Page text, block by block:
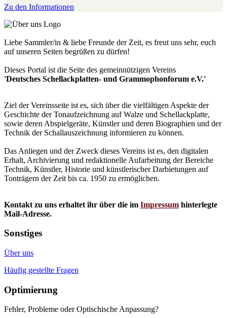
Zu den Informationen
Liebe Sammler/in & liebe Freunde der Zeit, es freut uns sehr, euch
auf unseren Seiten begrüßen zu dürfen!
Dieses Portal ist die Seite des gemeinnützigen Vereins
'Deutsches Schellackplatten- und Grammophonforum e.V.'
Ziel der Vereinsseite ist es, sich über die vielfältigen Aspekte der
Geschichte der Tonaufzeichnung auf Walze und Schellackplatte,
sowie deren Abspielgeräte, Künstler und deren Biographien und der
Technik der Schallauszeichnung informieren zu können.
Das Anliegen und der Zweck dieses Vereins ist es, den digitalen
Erhalt, Archivierung und redaktionelle Aufarbeitung der Bereiche
Technik, Künstler, Historie und künstlerischer Darbietungen auf
Tonträgern der Zeit bis ca. 1950 zu ermöglichen.
Kontakt zu uns erhaltet ihr über die im Impressum hinterlegte
Mail-Adresse.
Sonstiges
Über uns
Häufig gestellte Fragen
Optimierung
Fehler, Probleme oder Optischische Anpassung?